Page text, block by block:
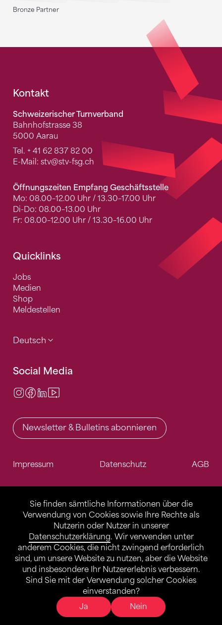
Sie finden sämtliche Informationen über die
Verwendung von Cookies sowie Ihre Rechte als
Nutzerin oder Nutzer in unserer
Datenschutzerklärung. Wir verwenden unter
anderem Cookies, die nicht zwingend erforderlich
sind, um unsere Website zu nutzen, aber die Website
und insbesondere Ihr Nutzererlebnis verbessern.
Sind Sie mit der Verwendung solcher Cookies
einverstanden?
Ja
Nein
Bronze Partner
Fusszeile
Kontakt
Schweizerischer Turnverband
Bahnhofstrasse 38
5000 Aarau
Tel. + 41 62 837 82 00
E-Mail: stv@stv-fsg.ch
Öffnungszeiten Empfang Geschäftsstelle
Mo: 08.00–12.00 Uhr / 13.30–17.00 Uhr
Di-Do: 08.00–13.00 Uhr
Fr: 08.00–12.00 Uhr / 13.30–16.00 Uhr
Quicklinks
Jobs
Medien
Shop
Meldestellen
Deutsch
Social Media
Instagram
Facebook
LinkedIn
Newsletter & Bulletins abonnieren
Impressum Datenschutz AGB